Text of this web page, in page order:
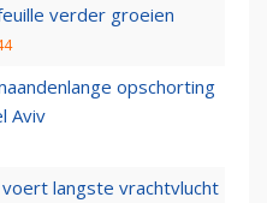
verder groeien
opschorting
Aviv
voert langste vrachtvlucht